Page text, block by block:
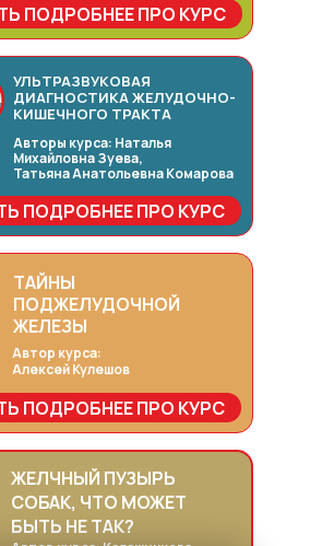
ПОДРОБНЕЕ ПРО КУРС
УЛЬТРАЗВУКОВАЯ
ДИАГНОСТИКА ЖЕЛУДОЧНО-
КИШЕЧНОГО ТРАКТА
ПОДРОБНЕЕ ПРО КУРС
Авторы курса: Наталья
Михайловна Зуева,
Татьяна Анатольевна Комарова
ТАЙНЫ
ПОДЖЕЛУДОЧНОЙ
ЖЕЛЕЗЫ
ПОДРОБНЕЕ ПРО КУРС
Автор курса:
Алексей Кулешов
ЖЕЛЧНЫЙ ПУЗЫРЬ
СОБАК, ЧТО МОЖЕТ
БЫТЬ НЕ ТАК?